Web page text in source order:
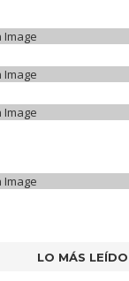
LO MÁS LEÍDO